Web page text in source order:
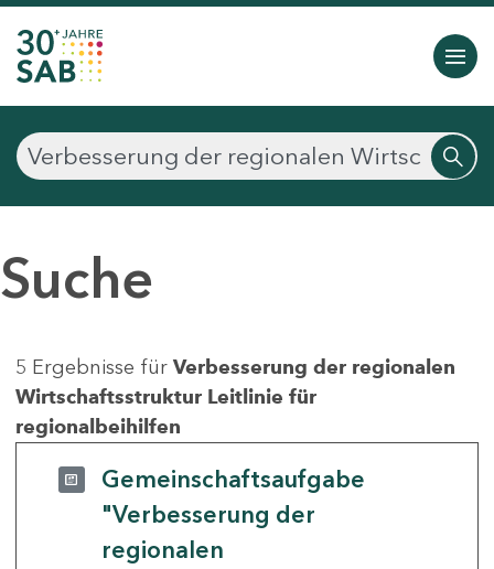
Suche
5 Ergebnisse für Verbesserung der regionalen
Wirtschaftsstruktur Leitlinie für
regionalbeihilfen
Gemeinschaftsaufgabe
"Verbesserung der
regionalen